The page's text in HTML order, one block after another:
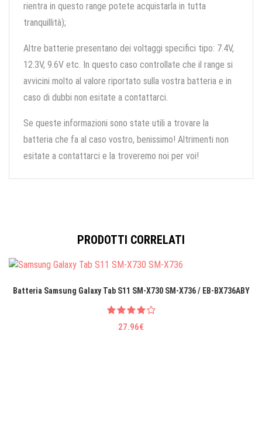
rientra in questo range potete acquistarla in tutta
tranquillità);
Altre batterie presentano dei voltaggi specifici tipo: 7.4V,
12.3V, 9.6V etc. In questo caso controllate che il range si
avvicini molto al valore riportato sulla vostra batteria e in
caso di dubbi non esitate a contattarci.
Se queste informazioni sono state utili a trovare la
batteria che fa al caso vostro, benissimo! Altrimenti non
esitate a contattarci e la troveremo noi per voi!
PRODOTTI CORRELATI
Batteria Samsung Galaxy Tab S11 SM-X730 SM-X736 / EB-BX736ABY
27.96€